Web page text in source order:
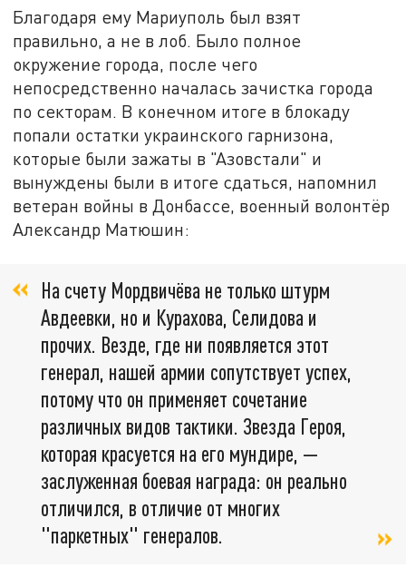
Благодаря ему Мариуполь был взят
правильно, а не в лоб. Было полное
окружение города, после чего
непосредственно началась зачистка города
по секторам. В конечном итоге в блокаду
попали остатки украинского гарнизона,
которые были зажаты в "Азовстали" и
вынуждены были в итоге сдаться, напомнил
ветеран войны в Донбассе, военный волонтёр
Александр Матюшин:
На счету Мордвичёва не только штурм
Авдеевки, но и Курахова, Селидова и
прочих. Везде, где ни появляется этот
генерал, нашей армии сопутствует успех,
потому что он применяет сочетание
различных видов тактики. Звезда Героя,
которая красуется на его мундире, —
заслуженная боевая награда: он реально
отличился, в отличие от многих
"паркетных" генералов.